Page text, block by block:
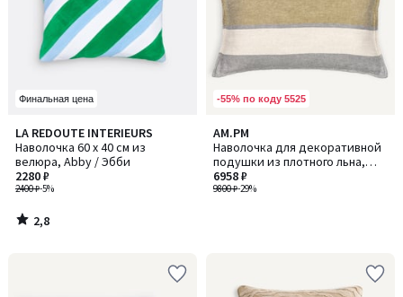
Финальная цена
LA REDOUTE INTERIEURS
Наволочка 60 x 40 см из
велюра, Abby / Эбби
2400 ₽-5%
2280 ₽
2,8
/ 5
2,8
/
-55% по коду 5525
AM.PM
Наволочка для декоративной
подушки из плотного льна,
Cirrus / Сиррус
9800 ₽-29%
6958 ₽